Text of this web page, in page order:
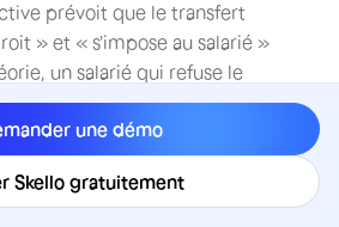
prévoit que le transfert
» et « s'impose au salarié »
un salarié qui refuse le
toutes les conditions peut
à une démission.
de la Cour de cassation a
importantes. Elle a rappelé que le
une démo
Skello gratuitement